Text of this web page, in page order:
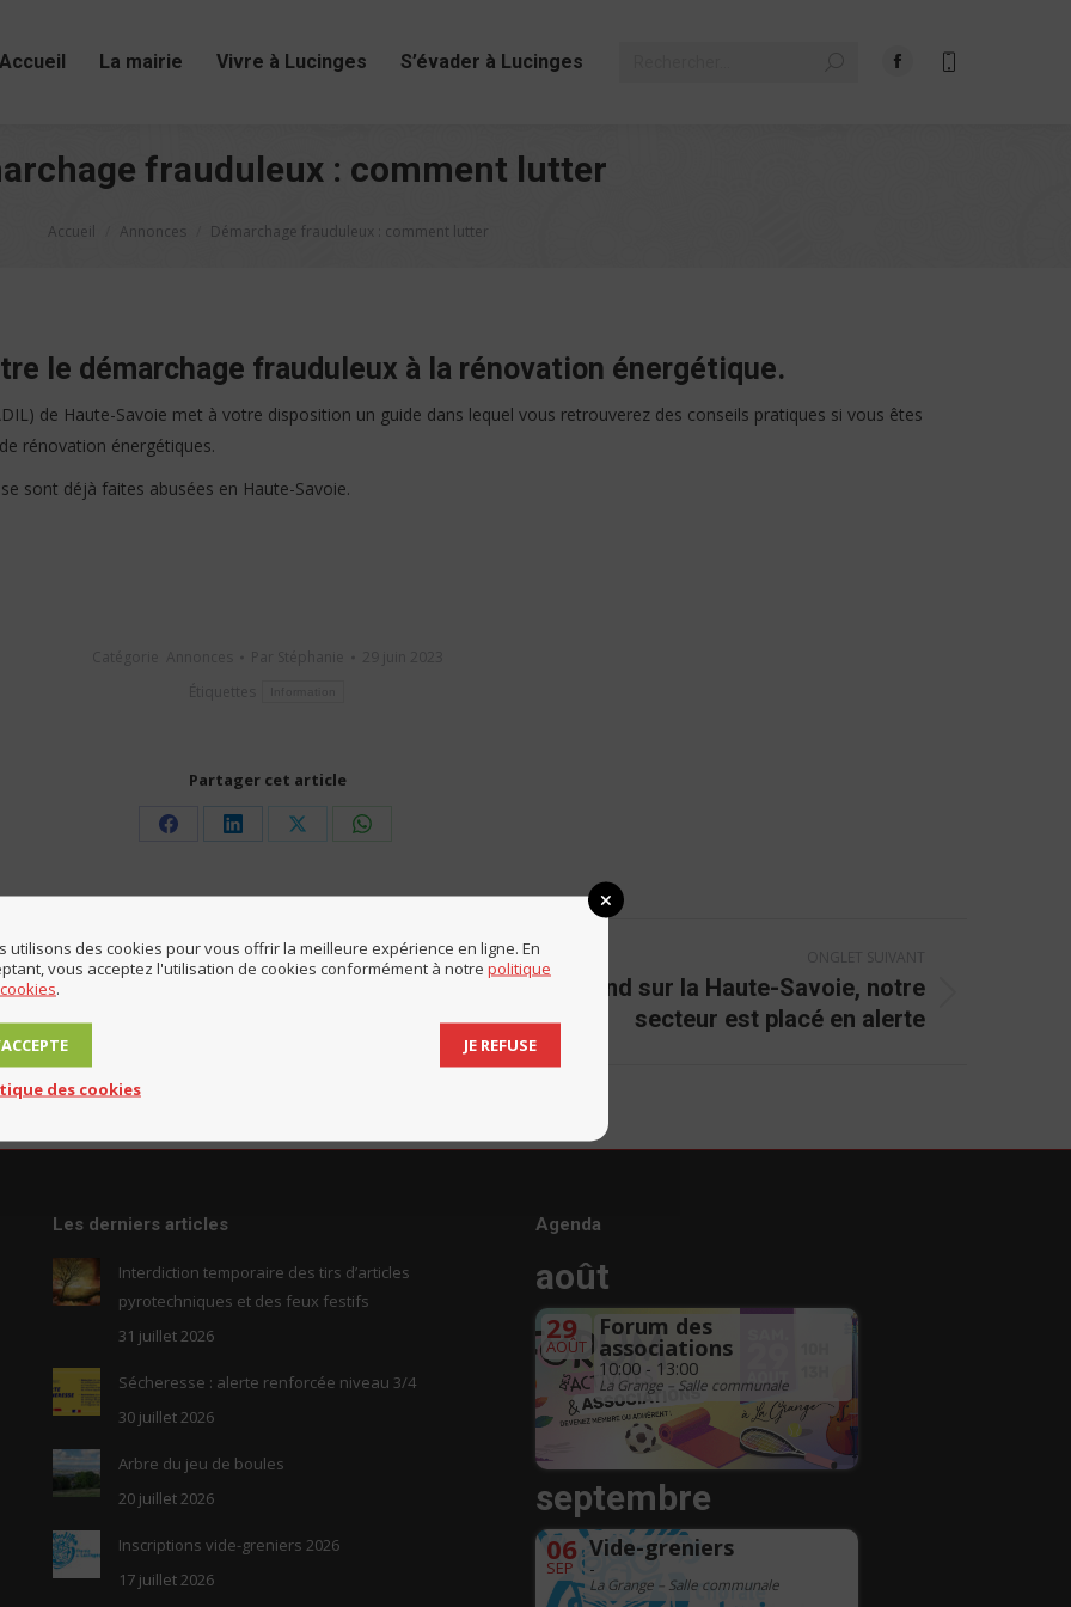
Accueil La mairie Vivre à Lucinges S’évader à Lucinges
Facebook
frauduleux : comment lutter
Accueil Annonces Démarchage frauduleux : comment lutter
le démarchage frauduleux à la rénovation énergétique.
de Haute-Savoie met à votre disposition un guide dans lequel vous retrouverez des conseils pratiques si vous êtes
rénovation énergétiques.
sont déjà faites abusées en Haute-Savoie.
Partager cet article
Share
Share
Share
Share
des informations
La sécheresse s’étend sur la Haute-Savoie, notre
secteur est placé en alerte
Les derniers articles
Interdiction temporaire des tirs d’articles
pyrotechniques et des feux festifs
31 juillet 2026
Sécheresse : alerte renforcée niveau 3/4
30 juillet 2026
Arbre du jeu de boules
20 juillet 2026
Inscriptions vide-greniers 2026
17 juillet 2026
Agenda
août
29
AOÛT
Forum des
associations
10:00 - 13:00
La Grange – Salle communale
septembre
06
SEP
Vide-greniers
-
La Grange – Salle communale
utilisons des cookies pour vous offrir la meilleure expérience en ligne. En
vous acceptez l'utilisation de cookies conformément à notre politique
.
JE REFUSE
des cookies